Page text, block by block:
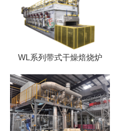
WL系列带式干燥焙烧炉